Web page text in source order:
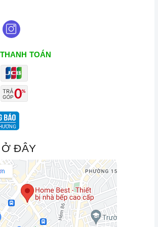
quản bếp
và khô để vệ sinh mặt bếp, chú ý lau
làm trầy xước mặt bếp.
cứng đầu, có thể dùng giấy ướt hoặc chất
để lau mặt bếp.
hiện việc này khi bếp đã nguội và cách xa
để đảm bảo an toàn.
nên cất giữ cẩn thận và bảo quản mặt
trầy xước, ảnh hưởng đến cảm ứng bếp..
chùi bếp và giữ vệ sinh sạch sẽ để đảm
bếp.
mua sản phẩm tại Home Best?
hãng:Chúng tôi cam kết cung cấp sản
100%, có nguồn gốc, xuất xứ và chứng từ
TOÁN
Ở ĐÂY